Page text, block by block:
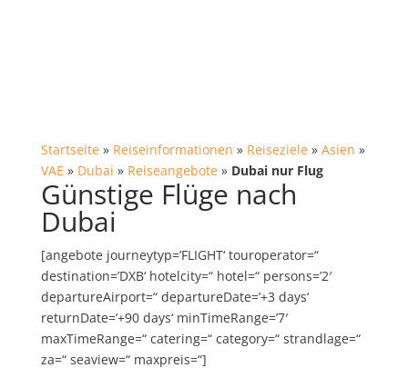
Startseite» Reiseinformationen » Reiseziele» Asien »
VAE » Dubai » Reiseangebote» Dubai nur Flug
Günstige Flüge nach
Dubai
[angebote journeytyp=’FLIGHT‘ touroperator=“
destination=’DXB‘ hotelcity=“ hotel=“ persons=’2′
departureAirport=“ departureDate=’+3 days‘
returnDate=’+90 days‘ minTimeRange=’7′
maxTimeRange=“ catering=“ category=“ strandlage=“
za=“ seaview=“ maxpreis=“]